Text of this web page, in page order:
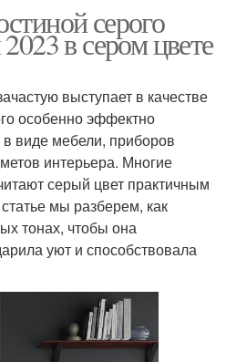
серого
в сером цвете
выступает в качестве
особенно эффектно
виде мебели, приборов
интерьера. Многие
серый цвет практичным
мы разберем, как
тонах, чтобы она
уют и способствовала